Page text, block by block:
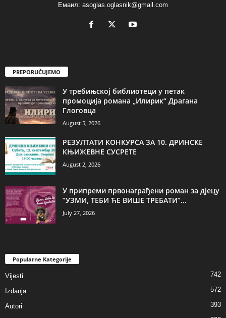
Емаил: asoglas.oglasnik@gmail.com
PREPORUČUJEMO
У требињској библиотеци у петак
промоција романа „Илирик“ Драгана
Глоговца
August 5, 2026
РЕЗУЛТАТИ КОНКУРСА ЗА 10. ДРИНСКЕ
КЊИЖЕВНЕ СУСРЕТЕ
August 2, 2026
У припреми првонаграђени роман за дјецу
”УЗМИ, ТЕБИ ЋЕ ВИШЕ ТРЕБАТИ”...
July 27, 2026
Popularne Kategorije
Vijesti 742
Izdanja 572
Autori 393